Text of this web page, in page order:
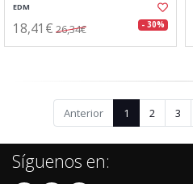
EDM
18,41€ 26,34€ - 30%
Anterior 1 2 3
Síguenos en: